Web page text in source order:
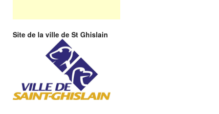
Site de la ville de St Ghislain